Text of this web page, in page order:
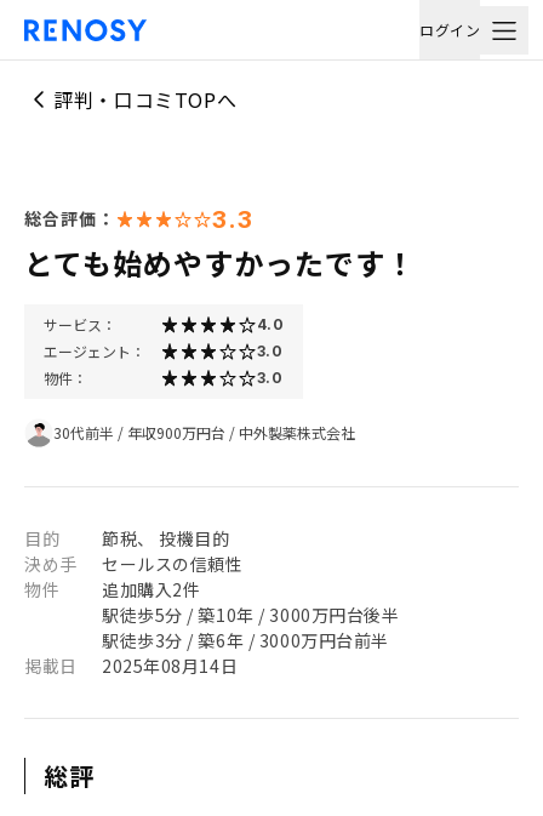
ログイン
評判・口コミTOPへ
総合評価： 3.3
とても始めやすかったです！
サービス： 4.0
エージェント： 3.0
物件： 3.0
30代前半 / 年収900万円台 / 中外製薬株式会社
目的
節税、 投機目的
決め手
セールスの信頼性
物件
追加購入2件
駅徒歩5分 / 築10年 / 3000万円台後半
駅徒歩3分 / 築6年 / 3000万円台前半
掲載日
2025年08月14日
総評